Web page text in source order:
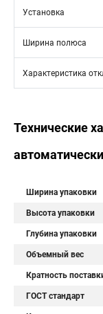
Установка
Ширина полюса
Характеристика
Технические
Ширина упаковки
Высота упаковки
Глубина упаковки
Объемный вес
Кратность
ГОСТ стандарт